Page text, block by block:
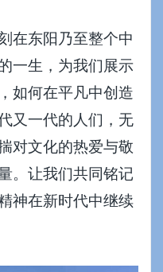
在东阳乃至整个中
一生，为我们展示
如何在平凡中创造
又一代的人们，无
对文化的热爱与敬
。让我们共同铭记
神在新时代中继续